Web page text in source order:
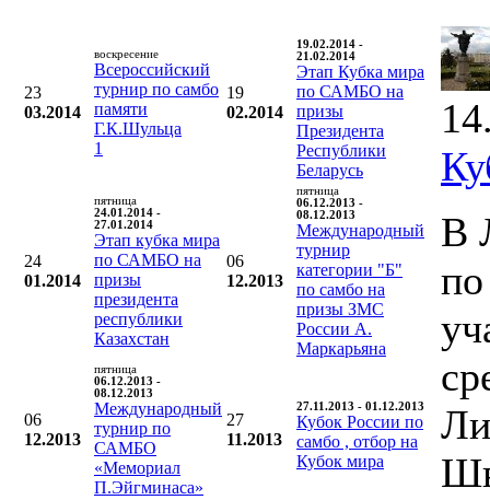
23
03.2014
воскресение
Всероссийский
турнир по самбо
памяти
Г.К.Шульца
1
19
02.2014
19.02.2014 -
21.02.2014
Этап Кубка мира
по САМБО на
призы
Президента
Республики
Беларусь
24
01.2014
пятница
24.01.2014 -
27.01.2014
Этап кубка мира
по САМБО на
призы
президента
республики
Казахстан
06
12.2013
пятница
06.12.2013 -
08.12.2013
Международный
турнир
категории "Б"
по самбо на
призы ЗМС
России А.
Маркарьяна
06
12.2013
пятница
06.12.2013 -
08.12.2013
Международный
турнир по
САМБО
«Мемориал
П.Эйгминаса»
27
11.2013
27.11.2013 - 01.12.2013
Кубок России по
самбо , отбор на
Кубок мира
В